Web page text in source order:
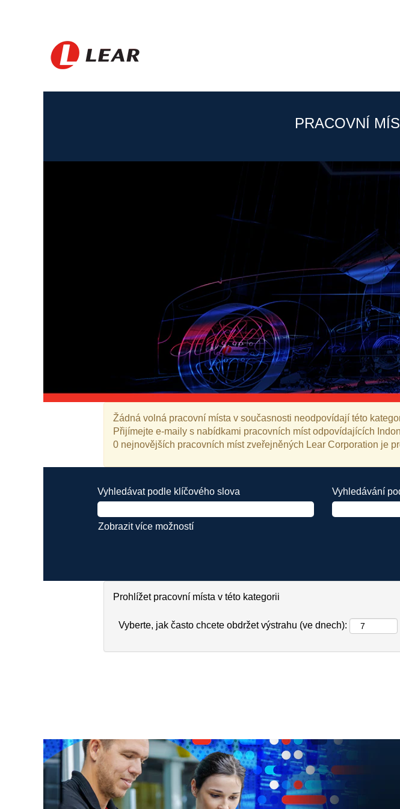
PRACOVNÍ
Žádná volná pracovní místa v současnosti neodpovídají této
Přijímejte e-maily s nabídkami pracovních míst odpovídajících
0 nejnovějších pracovních míst zveřejněných Lear Corporation je
Vyhledávat podle klíčového slova Vyhledávání
Zobrazit více možností
Prohlížet pracovní místa v této kategorii
Vyberte, jak často chcete obdržet výstrahu (ve dnech):